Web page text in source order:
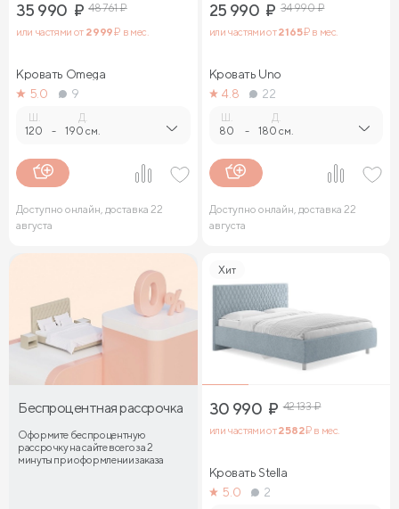
35 990 ₽ 48 761₽
или частями от 2 999₽ в мес.
Кровать Omega
5.0
9
120 -
Д.
190 см.
Доступно онлайн, доставка 22
августа
25 990 ₽ 34 990₽
или частями от2 165₽ в мес.
Кровать Uno
4.8
22
80 -
Д.
180 см.
Доступно онлайн, доставка 22
августа
Беспроцентная рассрочка
Оформите беспроцентную
рассрочку на сайте всего за 2
минуты при оформлении заказа
Хит
30 990 ₽ 42 133₽
или частями от2 582₽ в мес.
Кровать Stella
5.0
2